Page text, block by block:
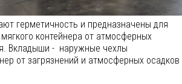
герметичность и предназначены для
контейнера от атмосферных
Вкладыши - наружные чехлы
от загрязнений и атмосферных осадков